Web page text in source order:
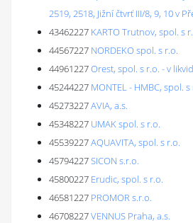
2519, 2518, Jižní čtvrť III/8, 9, 10 v
43462227 KARTO Trutnov, spol. s
44567227 NORDEKO spol. s r.o.
44961227Orest, spol. s r.o. - v
45244227 MONTEL - HMBC, spol. s
45273227AVIA, a.s.
45348227 UMAK spol. s r.o.
45539227AQUAVITA, spol. s r.o.
45794227SICON s.r.o.
45800227 Erudic, spol. s r.o.
46581227 PROMOR s.r.o.
46708227VENNUS Praha, a.s.